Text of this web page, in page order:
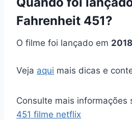
Fahrenheit 451?
O filme foi lançado em 2018
Veja aqui mais dicas e
Consulte mais informações
451 filme netflix